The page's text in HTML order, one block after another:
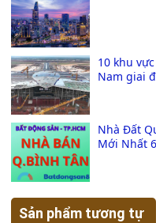
10 khu
Nam giai
Nhà Đất
Mới Nhất
Sản phẩm tương tự